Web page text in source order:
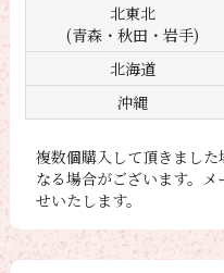
北東北
(青森・秋田・岩手)
北海道
沖縄
複数個購入して頂きまし
なる場合がございます。
せいたします。